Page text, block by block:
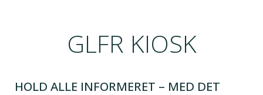
GLFR KIOSK
HOLD ALLE INFORMERET – MED DET